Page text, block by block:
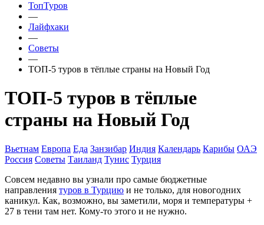
ТопТуров
—
Лайфхаки
—
Советы
—
ТОП-5 туров в тёплые страны на Новый Год
ТОП-5 туров в тёплые
страны на Новый Год
Вьетнам Европа Еда Занзибар Индия Календарь Карибы ОАЭ
Россия Советы Таиланд Тунис Турция
Совсем недавно вы узнали про самые бюджетные
направления туров в Турцию и не только, для новогодних
каникул. Как, возможно, вы заметили, моря и температуры +
27 в тени там нет. Кому-то этого и не нужно.